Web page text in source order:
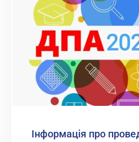
та
резервістів
Інформація про